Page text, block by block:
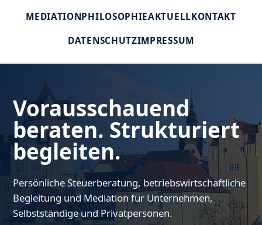
MEDIATIONPHILOSOPHIEAKTUELLKONTAKT
DATENSCHUTZIMPRESSUM
Vorausschauend
beraten. Strukturiert
begleiten.
Persönliche Steuerberatung, betriebswirtschaftliche
Begleitung und Mediation für Unternehmen,
Selbstständige und Privatpersonen.